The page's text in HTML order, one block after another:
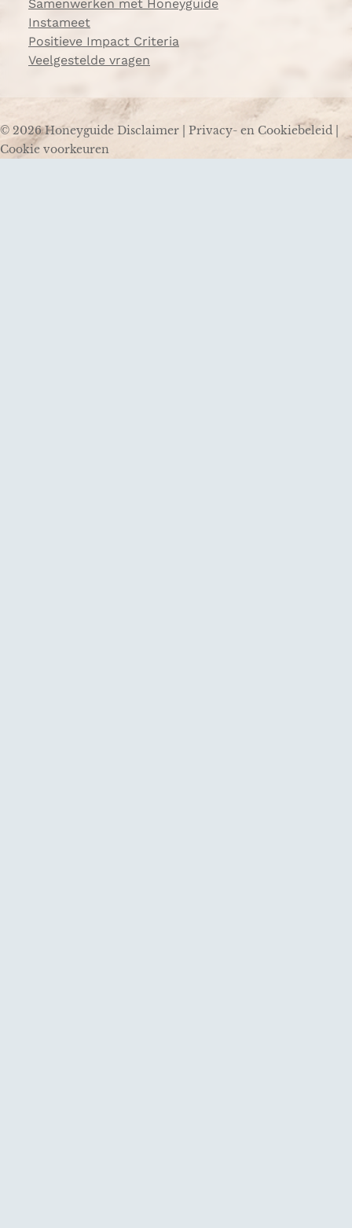
Samenwerken met Honeyguide
Instameet
Positieve Impact Criteria
Veelgestelde vragen
© 2026 Honeyguide Disclaimer Privacy- en Cookiebeleid
Cookie voorkeuren